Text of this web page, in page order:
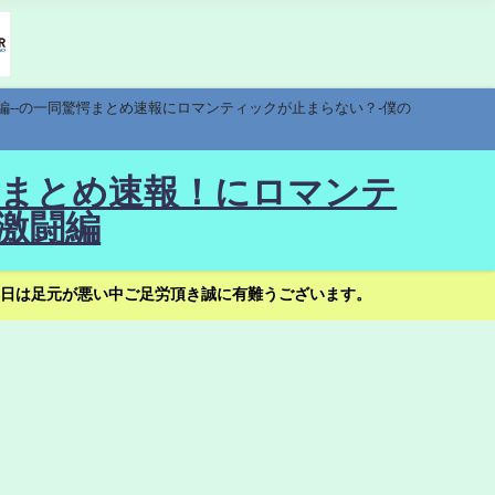
の一同驚愕まとめ速報にロマンティックが止まらない？-僕の
とめ速報！にロマンテ
闘編
足元が悪い中ご足労頂き誠に有難うございます。